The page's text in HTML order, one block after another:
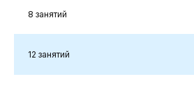
8 занятий
12 занятий